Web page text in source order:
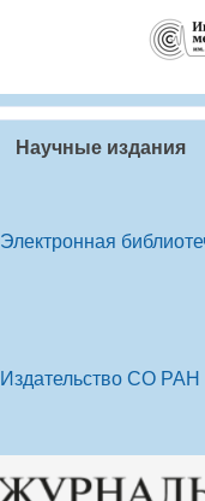
Научные издания
Электронная
Издательство СО РАН